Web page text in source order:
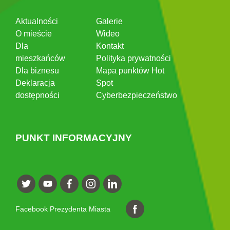
Aktualności
O mieście
Dla
mieszkańców
Dla biznesu
Deklaracja
dostępności
Galerie
Wideo
Kontakt
Polityka prywatności
Mapa punktów Hot
Spot
Cyberbezpieczeństwo
PUNKT INFORMACYJNY
Facebook Prezydenta Miasta